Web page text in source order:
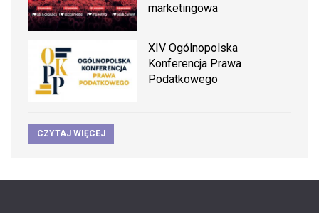
marketingowa
XIV Ogólnopolska
Konferencja Prawa
Podatkowego
CZYTAJ WIĘCEJ